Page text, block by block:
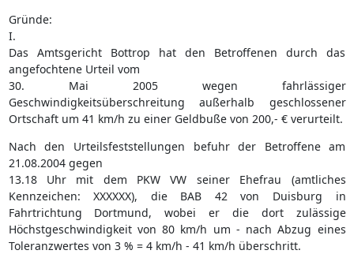
Gründe:
I.
Das Amtsgericht Bottrop hat den Betroffenen durch das
angefochtene Urteil vom
30. Mai 2005 wegen fahrlässiger
Geschwindigkeitsüberschreitung außerhalb geschlossener
Ortschaft um 41 km/h zu einer Geldbuße von 200,- € verurteilt.
Nach den Urteilsfeststellungen befuhr der Betroffene am
21.08.2004 gegen
13.18 Uhr mit dem PKW VW seiner Ehefrau (amtliches
Kennzeichen: XXXXXX), die BAB 42 von Duisburg in
Fahrtrichtung Dortmund, wobei er die dort zulässige
Höchstgeschwindigkeit von 80 km/h um - nach Abzug eines
Toleranzwertes von 3 % = 4 km/h - 41 km/h überschritt.